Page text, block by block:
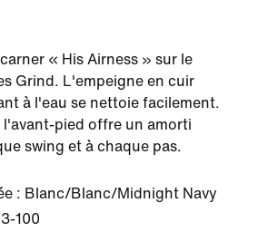
« His Airness » sur le
Grind. L'empeigne en cuir
à l'eau se nettoie facilement.
l'avant-pied offre un amorti
swing et à chaque pas.
: Blanc/Blanc/Midnight Navy
100